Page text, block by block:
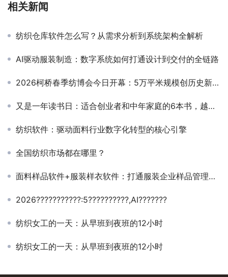
相关新闻
纺织仓库软件怎么写？从需求分析到系统架构全解析
AI驱动服装制造：数字系统如何打通设计到交付的全链路
2026柯桥春季纺博会今日开幕：5万平米规模创历史新高，AI智能体”小布”亮相
又是一年读书日：适合创业者和中年家庭的6本书，越早读越好
纺织软件：驱动面料行业数字化转型的核心引擎
全国纺织市场都在哪里？
面料样品软件+服装样衣软件：打通服装企业样品管理全链路
2026???????????:5??????????,AI???????
纺织女工的一天：从早班到夜班的12小时
纺织女工的一天：从早班到夜班的12小时